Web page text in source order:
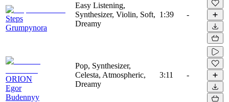
Steps
Grumpynora
Easy Listening,
Synthesizer, Violin, Soft,
Dreamy
1:39 -
ORION
Egor
Budennyy
Pop, Synthesizer,
Celesta, Atmospheric,
Dreamy
3:11 -